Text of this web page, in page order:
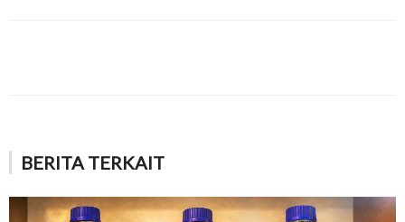
BERITA TERKAIT